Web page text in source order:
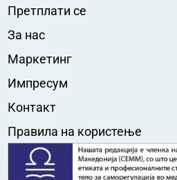
Претплати се
За нас
Маркетинг
Импресум
Контакт
Правила на користење